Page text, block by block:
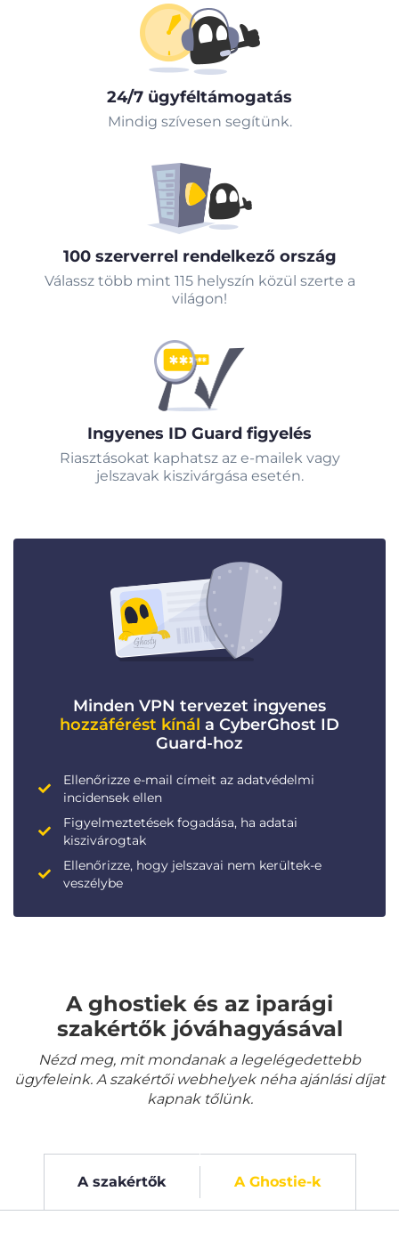
24/7 ügyféltámogatás
Mindig szívesen segítünk.
100 szerverrel rendelkező ország
Válassz több mint 115 helyszín közül szerte a
világon!
Ingyenes ID Guard figyelés
Riasztásokat kaphatsz az e-mailek vagy
jelszavak kiszivárgása esetén.
Minden VPN tervezet ingyenes
hozzáférést kínál a CyberGhost ID
Guard-hoz
Ellenőrizze e-mail címeit az adatvédelmi
incidensek ellen
Figyelmeztetések fogadása, ha adatai
kiszivárogtak
Ellenőrizze, hogy jelszavai nem kerültek-e
veszélybe
A ghostiek és az iparági
szakértők jóváhagyásával
Nézd meg, mit mondanak a legelégedettebb
ügyfeleink. A szakértői webhelyek néha ajánlási díjat
kapnak tőlünk.
A szakértők A Ghostie-k